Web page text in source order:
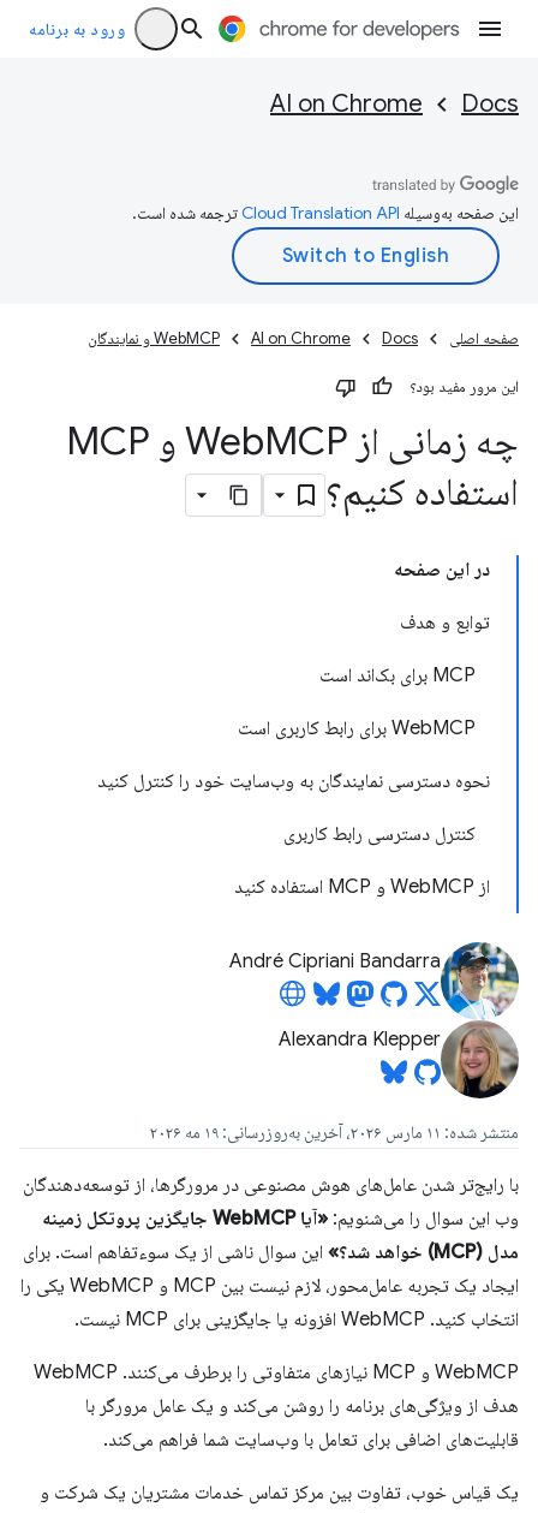
ورود به برنامه
Docs
AI on Chrome
این صفحه به‌وسیله ترجمه شده است.
صفحه اصلی Docs
AI on Chrome WebMCP و نمایندگان
این مرور مفید بود؟
چه زمانی از Web
MCP و MCP
استفاده کنیم؟
در این صفحه
توابع و هدف
MCP برای بک‌اند است
WebMCP برای رابط کاربری است
نحوه دسترسی نمایندگان به وب‌سایت خود را کنترل کنید
کنترل دسترسی رابط کاربری
از WebMCP و MCP استفاده کنید
André Cipriani Bandarra
Alexandra Klepper
منتشر شده: ۱۱ مارس ۲۰۲۶، آخرین به‌روزرسانی: ۱۹ مه ۲۰۲۶
با رایج‌تر شدن عامل‌های هوش مصنوعی در مرورگرها، از توسعه‌دهندگان
وب این سوال را می‌شنویم:
«آیا WebMCP جایگزین پروتکل زمینه
مدل (MCP) خواهد شد؟»
این سوال ناشی از یک سوءتفاهم است. برای
ایجاد یک تجربه عامل‌محور، لازم نیست بین MCP و WebMCP یکی را
انتخاب کنید. WebMCP افزونه یا جایگزینی برای MCP نیست.
WebMCP و MCP نیازهای متفاوتی را برطرف می‌کنند. WebMCP
هدف از ویژگی‌های برنامه را روشن می‌کند و یک عامل مرورگر با
قابلیت‌های اضافی برای تعامل با وب‌سایت شما فراهم می‌کند.
یک قیاس خوب، تفاوت بین مرکز تماس خدمات مشتریان یک شرکت و